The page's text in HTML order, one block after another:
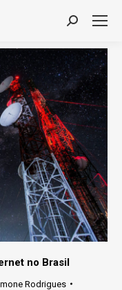
Search:
no Brasil
Rodrigues